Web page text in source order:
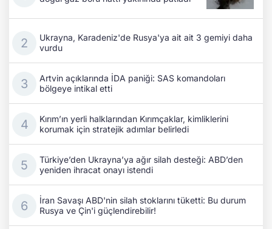
Ukrayna, Karadeniz'de Rusya'ya ait ait 3 gemiyi daha
vurdu
Artvin açıklarında İDA paniği: SAS komandoları
bölgeye intikal etti
Kırım’ın yerli halklarından Kırımçaklar, kimliklerini
korumak için stratejik adımlar belirledi
Türkiye’den Ukrayna’ya ağır silah desteği: ABD’den
yeniden ihracat onayı istendi
İran Savaşı ABD'nin silah stoklarını tüketti: Bu durum
Rusya ve Çin'i güçlendirebilir!